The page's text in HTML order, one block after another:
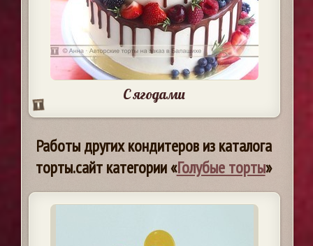
С ягодами
Работы других кондитеров из каталога
торты.сайт категории «Голубые торты»